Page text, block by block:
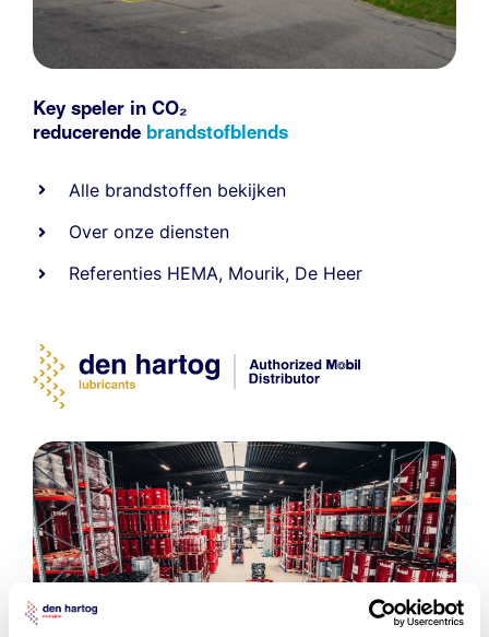
Key speler in CO₂
reducerende brandstofblends
Alle brandstoffen bekijken
Over onze diensten
Referenties HEMA, Mourik, De Heer